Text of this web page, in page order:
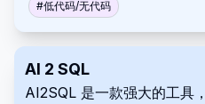
易于使用。
#低代码/无代码
AI 2 SQL
AI2SQL 是一款强大的工具